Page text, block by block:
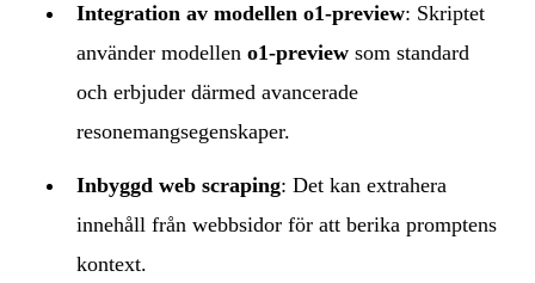
Integration av modellen o1-preview: Skriptet
använder modellen o1-preview som standard
och erbjuder därmed avancerade
resonemangsegenskaper.
Inbyggd web scraping: Det kan extrahera
innehåll från webbsidor för att berika promptens
kontext.